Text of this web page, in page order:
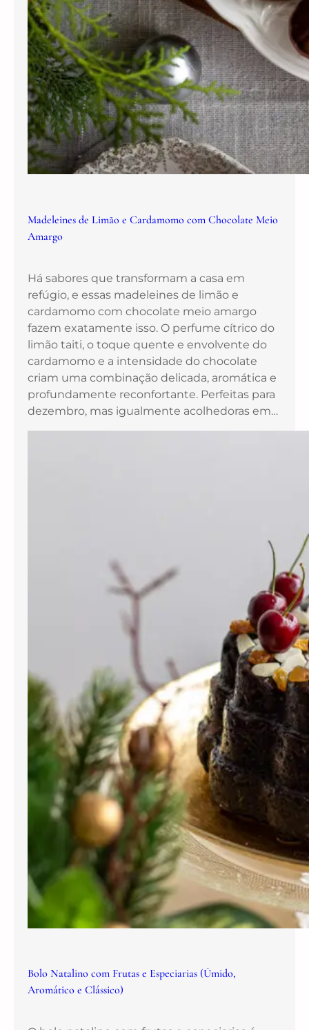
Madeleines de Limão e Cardamomo com Chocolate Meio
Amargo
Há sabores que transformam a casa em
refúgio, e essas madeleines de limão e
cardamomo com chocolate meio amargo
fazem exatamente isso. O perfume cítrico do
limão taiti, o toque quente e envolvente do
cardamomo e a intensidade do chocolate
criam uma combinação delicada, aromática e
profundamente reconfortante. Perfeitas para
dezembro, mas igualmente acolhedoras em…
Bolo Natalino com Frutas e Especiarias (Úmido,
Aromático e Clássico)